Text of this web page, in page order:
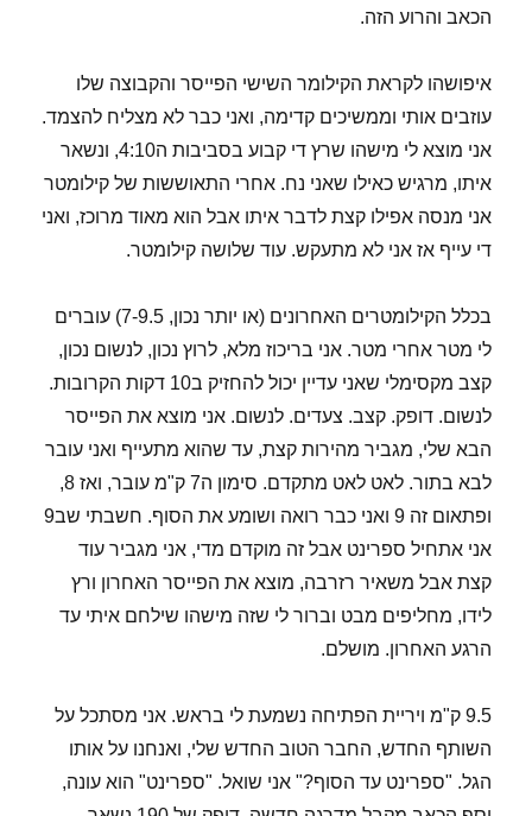
הכאב והרוע הזה.
איפושהו לקראת הקילומר השישי הפייסר והקבוצה שלו
עוזבים אותי וממשיכים קדימה, ואני כבר לא מצליח להצמד.
אני מוצא לי מישהו שרץ די קבוע בסביבות ה4:10, ונשאר
איתו, מרגיש כאילו שאני נח. אחרי התאוששות של קילומטר
אני מנסה אפילו קצת לדבר איתו אבל הוא מאוד מרוכז, ואני
די עייף אז אני לא מתעקש. עוד שלושה קילומטר.
בכלל הקילומטרים האחרונים (או יותר נכון, 7-9.5) עוברים
לי מטר אחרי מטר. אני בריכוז מלא, לרוץ נכון, לנשום נכון,
קצב מקסימלי שאני עדיין יכול להחזיק ב10 דקות הקרובות.
לנשום. דופק. קצב. צעדים. לנשום. אני מוצא את הפייסר
הבא שלי, מגביר מהירות קצת, עד שהוא מתעייף ואני עובר
לבא בתור. לאט לאט מתקדם. סימון ה7 ק"מ עובר, ואז 8,
ופתאום זה 9 ואני כבר רואה ושומע את הסוף. חשבתי שב9
אני אתחיל ספרינט אבל זה מוקדם מדי, אני מגביר עוד
קצת אבל משאיר רזרבה, מוצא את הפייסר האחרון ורץ
לידו, מחליפים מבט וברור לי שזה מישהו שילחם איתי עד
הרגע האחרון. מושלם.
9.5 ק"מ ויריית הפתיחה נשמעת לי בראש. אני מסתכל על
השותף החדש, החבר הטוב החדש שלי, ואנחנו על אותו
הגל. "ספרינט עד הסוף?" אני שואל. "ספרינט" הוא עונה,